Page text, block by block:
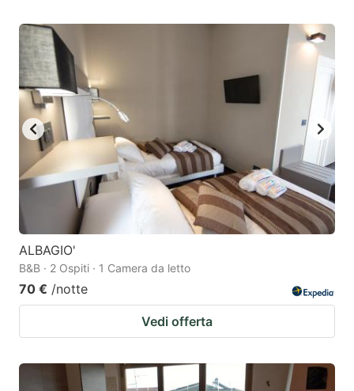
ALBAGIO'
B&B · 2 Ospiti · 1 Camera da letto
70 € /notte
Vedi offerta